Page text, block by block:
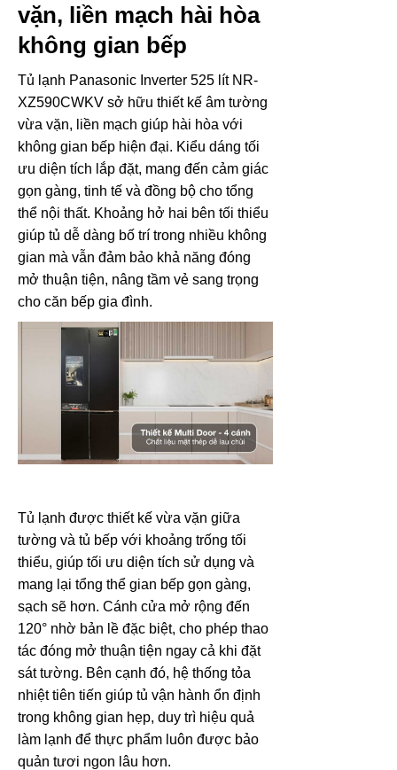
vặn, liền mạch hài hòa
không gian bếp
Tủ lạnh Panasonic Inverter 525 lít NR-
XZ590CWKV sở hữu thiết kế âm tường
vừa vặn, liền mạch giúp hài hòa với
không gian bếp hiện đại. Kiểu dáng tối
ưu diện tích lắp đặt, mang đến cảm giác
gọn gàng, tinh tế và đồng bộ cho tổng
thể nội thất. Khoảng hở hai bên tối thiểu
giúp tủ dễ dàng bố trí trong nhiều không
gian mà vẫn đảm bảo khả năng đóng
mở thuận tiện, nâng tầm vẻ sang trọng
cho căn bếp gia đình.
Tủ lạnh được thiết kế vừa vặn giữa
tường và tủ bếp với khoảng trống tối
thiểu, giúp tối ưu diện tích sử dụng và
mang lại tổng thể gian bếp gọn gàng,
sạch sẽ hơn. Cánh cửa mở rộng đến
120° nhờ bản lề đặc biệt, cho phép thao
tác đóng mở thuận tiện ngay cả khi đặt
sát tường. Bên cạnh đó, hệ thống tỏa
nhiệt tiên tiến giúp tủ vận hành ổn định
trong không gian hẹp, duy trì hiệu quả
làm lạnh để thực phẩm luôn được bảo
quản tươi ngon lâu hơn.